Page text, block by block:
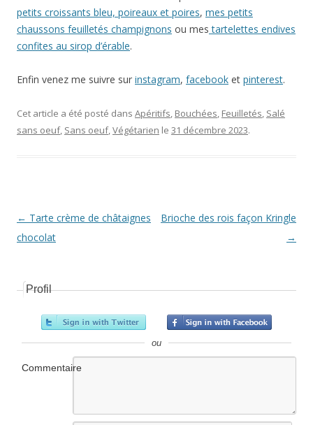
petits croissants bleu, poireaux et poires, mes petits
chaussons feuilletés champignons ou mes tartelettes endives
confites au sirop d’érable.
Enfin venez me suivre sur instagram, facebook et pinterest.
Cet article a été posté dans Apéritifs, Bouchées, Feuilletés, Salé
sans oeuf, Sans oeuf,Végétarien le 31 décembre 2023.
Navigation Article
← Tarte crème de châtaignes
chocolat
Brioche des rois façon Kringle
→
Profil
ou
Commentaire